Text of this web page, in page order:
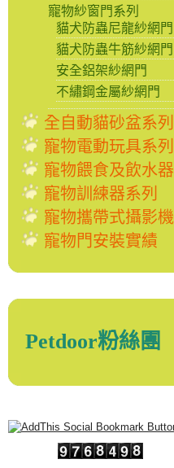
寵物紗窗門系列
貓犬防蟲尼龍紗網門
貓犬防蟲牛筋紗網門
安全鋁架紗網門
不繡鋼金屬紗網門
全自動貓砂盆系列
寵物電動玩具系列
寵物餵食及飲水器
寵物訓練器系列
寵物攜帶式攝影機
寵物門安裝實績
Petdoor粉絲團